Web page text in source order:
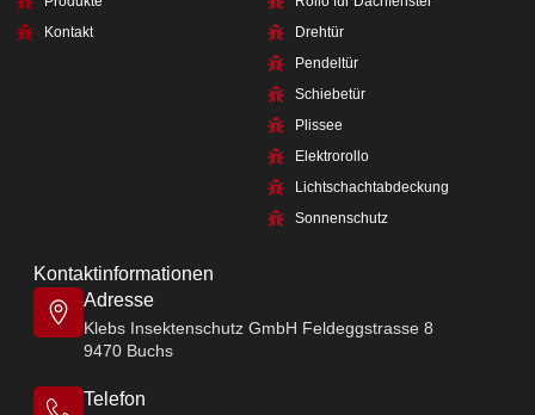
Kontakt
Drehtür
Pendeltür
Schiebetür
Plissee
Elektrorollo
Lichtschachtabdeckung
Sonnenschutz
Kontaktinformationen
Adresse
Klebs Insektenschutz GmbH Feldeggstrasse 8
9470 Buchs
Telefon